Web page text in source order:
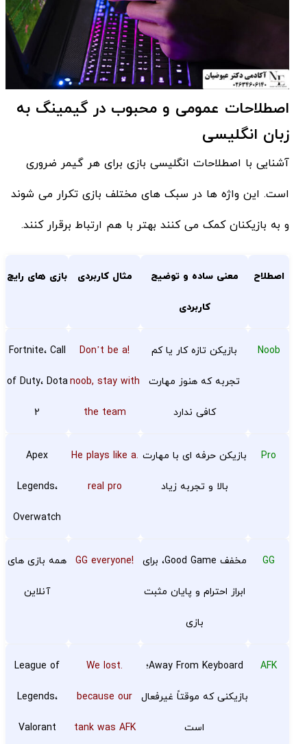
اصطلاحات عمومی و محبوب در گیمینگ به
زبان انگلیسی
آشنایی با اصطلاحات انگلیسی بازی برای هر گیمر ضروری
است. این واژه ها در سبک های مختلف بازی تکرار می شوند
و به بازیکنان کمک می کنند بهتر با هم ارتباط برقرار کنند.
اصطلاح معنی ساده و توضیح
کاربردی
مثال کاربردی بازی های رایج
Noob بازیکن تازه کار یا کم
تجربه که هنوز مهارت
کافی ندارد
!Don’t be a
noob, stay with
the team
Fortnite، Call
of Duty، Dota
2
Pro بازیکن حرفه ای با مهارت
بالا و تجربه زیاد
.He plays like a
real pro
Apex
Legends،
Overwatch
GG مخفف Good Game، برای
ابراز احترام و پایان مثبت
بازی
!GG everyone همه بازی های
آنلاین
AFK Away From Keyboard؛
بازیکنی که موقتاً غیرفعال
است
.We lost
because our
tank was AFK
League of
Legends،
Valorant